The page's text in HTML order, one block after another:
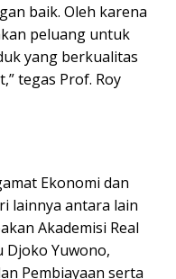
baik. Oleh karena
peluang untuk
yang berkualitas
tegas Prof. Roy
Ekonomi dan
lainnya antara lain
Akademisi Real
Djoko Yuwono,
Pembiayaan serta